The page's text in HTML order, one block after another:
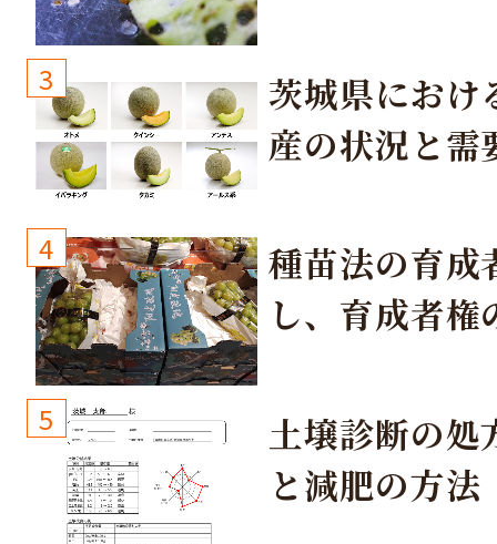
3
茨城県におけ
産の状況と需
4
種苗法の育成
し、育成者権
しょう！
5
土壌診断の処
と減肥の方法